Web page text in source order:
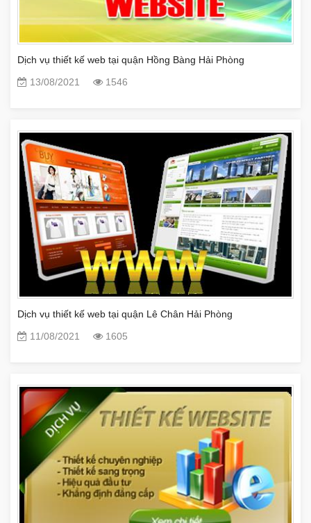
Dịch vụ thiết kế web tại quận Hồng Bàng Hải Phòng
13/08/2021
1546
Dịch vụ thiết kế web tại quận Lê Chân Hải Phòng
11/08/2021
1605